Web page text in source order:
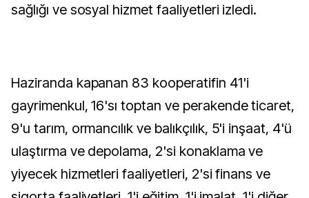
sağlığı ve sosyal hizmet faaliyetleri izledi.
Haziranda kapanan 83 kooperatifin 41'i
gayrimenkul, 16'sı toptan ve perakende ticaret,
9'u tarım, ormancılık ve balıkçılık, 5'i inşaat, 4'ü
ulaştırma ve depolama, 2'si konaklama ve
yiyecek hizmetleri faaliyetleri, 2'si finans ve